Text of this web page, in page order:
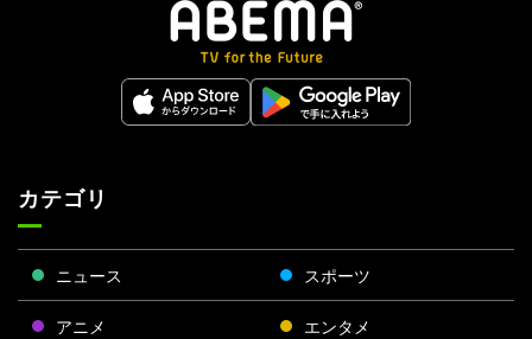
カテゴリ
ニュース スポーツ
アニメ エンタメ